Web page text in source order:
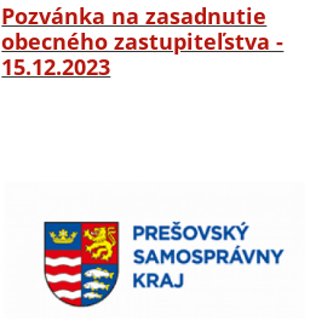
Pozvánka na zasadnutie
obecného zastupiteľstva -
15.12.2023